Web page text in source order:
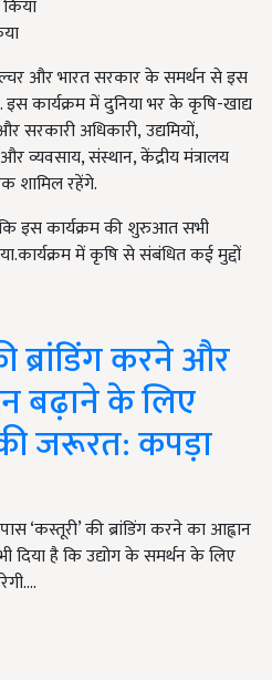
और भारत सरकार के समर्थन से इस
कार्यक्रम में दुनिया भर के कृषि-खाद्य
सरकारी अधिकारी, उद्यमियों,
व्यवसाय, संस्थान, केंद्रीय मंत्रालय
शामिल रहेंगे.
इस कार्यक्रम की शुरुआत सभी
में कृषि से संबंधित कई मुद्दों
ब्रांडिंग करने और
बढ़ाने के लिए
जरूरत: कपड़ा
‘कस्तूरी’ की ब्रांडिंग करने का आह्वान
दिया है कि उद्योग के समर्थन के लिए